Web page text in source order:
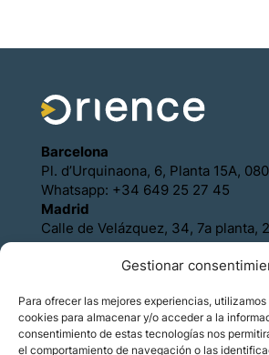
Gestionar
Para ofrecer las mejores experiencias,
cookies para almacenar y/o acceder a la
consentimiento de estas tecnologías nos
el comportamiento de navegación o las
Barcelona
Pl. d’Urquinaona, 6, Planta 15A,
Whatsapp: +34 649 25 27 45
Madrid
Calle de Velázquez, 34, 7a planta,
Whatsapp: +34 649 25 27 45
Política de Cookies
Aviso legal
Contacto
Asóciese con Orience